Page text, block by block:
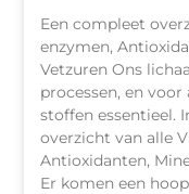
Een compleet
enzymen,
Vetzuren Ons
processen, en voor
stoffen essentieel.
overzicht van alle
Antioxidanten,
Er komen een